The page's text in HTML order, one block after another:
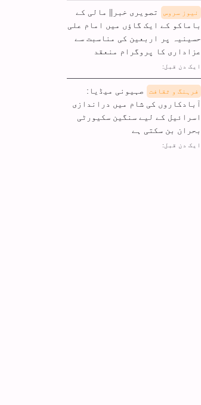
نیوز سروس
تصویری خبر|| مالی کے
باماکو کے ایک گاؤں میں امام علی
حسینیہ پر اربعین کی مناسبت سے
عزاداری کا پروگرام منعقد
ایک دن قبل:
فرہنگ و ثقافت
صہیونی میڈیا:
آبادکاروں کی شام میں دراندازی
اسرائیل کے لیے سنگین سکیورٹی
بحران بن سکتی ہے
ایک دن قبل: